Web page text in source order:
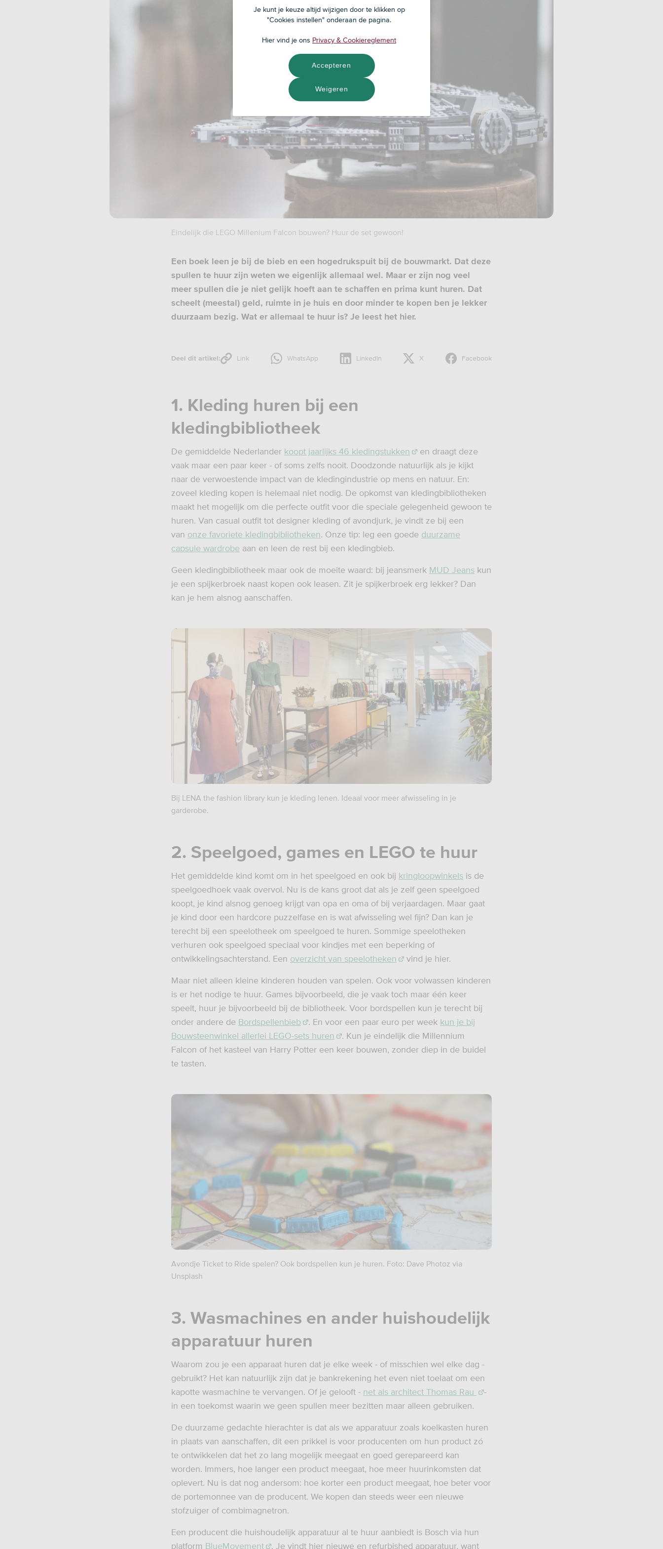
Eindelijk die LEGO Millenium Falcon bouwen? Huur de set gewoon!
Een boek leen je bij de bieb en een hogedrukspuit bij de bouwmarkt. Dat deze
spullen te huur zijn weten we eigenlijk allemaal wel. Maar er zijn nog veel
meer spullen die je niet gelijk hoeft aan te schaffen en prima kunt huren. Dat
scheelt (meestal) geld, ruimte in je huis en door minder te kopen ben je lekker
duurzaam bezig. Wat er allemaal te huur is? Je leest het hier.
Deel dit artikel: Link WhatsApp LinkedIn X Facebook
1. Kleding huren bij een
kledingbibliotheek
De gemiddelde Nederlander koopt jaarlijks 46 kledingstukken
en draagt deze
vaak maar een paar keer - of soms zelfs nooit. Doodzonde natuurlijk als je kijkt
naar de verwoestende impact van de kledingindustrie op mens en natuur. En:
zoveel kleding kopen is helemaal niet nodig. De opkomst van kledingbibliotheken
maakt het mogelijk om die perfecte outfit voor die speciale gelegenheid gewoon te
huren. Van casual outfit tot designer kleding of avondjurk, je vindt ze bij een
van onze favoriete kledingbibliotheken. Onze tip: leg een goede duurzame
capsule wardrobe aan en leen de rest bij een kledingbieb.
Geen kledingbibliotheek maar ook de moeite waard: bij jeansmerk MUD Jeans kun
je een spijkerbroek naast kopen ook leasen. Zit je spijkerbroek erg lekker? Dan
kan je hem alsnog aanschaffen.
Bij LENA the fashion library kun je kleding lenen. Ideaal voor meer afwisseling in je
garderobe.
2. Speelgoed, games en LEGO te huur
Het gemiddelde kind komt om in het speelgoed en ook bij kringloopwinkels is de
speelgoedhoek vaak overvol. Nu is de kans groot dat als je zelf geen speelgoed
koopt, je kind alsnog genoeg krijgt van opa en oma of bij verjaardagen. Maar gaat
je kind door een hardcore puzzelfase en is wat afwisseling wel fijn? Dan kan je
terecht bij een speelotheek om speelgoed te huren. Sommige speelotheken
verhuren ook speelgoed speciaal voor kindjes met een beperking of
ontwikkelingsachterstand. Een overzicht van speelotheken vind je hier.
Maar niet alleen kleine kinderen houden van spelen. Ook voor volwassen kinderen
is er het nodige te huur. Games bijvoorbeeld, die je vaak toch maar één keer
speelt, huur je bijvoorbeeld bij de bibliotheek. Voor bordspellen kun je terecht bij
onder andere de Bordspellenbieb . En voor een paar euro per week kun je bij
Bouwsteenwinkel allerlei LEGO-sets huren
. Kun je eindelijk die Millennium
Falcon of het kasteel van Harry Potter een keer bouwen, zonder diep in de buidel
te tasten.
Avondje Ticket to Ride spelen? Ook bordspellen kun je huren. Foto: Dave Photoz via
Unsplash
3. Wasmachines en ander huishoudelijk
apparatuur huren
Waarom zou je een apparaat huren dat je elke week - of misschien wel elke dag -
gebruikt? Het kan natuurlijk zijn dat je bankrekening het even niet toelaat om een
kapotte wasmachine te vervangen. Of je gelooft - net als architect Thomas Rau
-
in een toekomst waarin we geen spullen meer bezitten maar alleen gebruiken.
De duurzame gedachte hierachter is dat als we apparatuur zoals koelkasten huren
in plaats van aanschaffen, dit een prikkel is voor producenten om hun product zó
te ontwikkelen dat het zo lang mogelijk meegaat en goed gerepareerd kan
worden. Immers, hoe langer een product meegaat, hoe meer huurinkomsten dat
oplevert. Nu is dat nog andersom: hoe korter een product meegaat, hoe beter voor
de portemonnee van de producent. We kopen dan steeds weer een nieuwe
stofzuiger of combimagnetron.
Een producent die huishoudelijk apparatuur al te huur aanbiedt is Bosch via hun
platform BlueMovement . Je vindt hier nieuwe en refurbished apparatuur, want
Je kunt je keuze altijd wijzigen door te klikken op
"Cookies instellen" onderaan de pagina.
Hier vind je ons Privacy & Cookiereglement
Weigeren
Accepteren